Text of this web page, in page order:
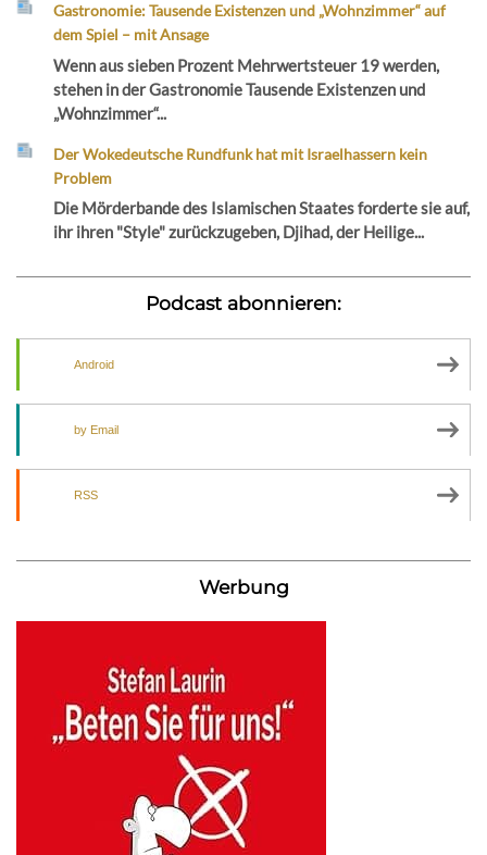
Gastronomie: Tausende Existenzen und „Wohnzimmer“ auf
dem Spiel – mit Ansage
Wenn aus sieben Prozent Mehrwertsteuer 19 werden,
stehen in der Gastronomie Tausende Existenzen und
„Wohnzimmer“...
Der Wokedeutsche Rundfunk hat mit Israelhassern kein
Problem
Die Mörderbande des Islamischen Staates forderte sie auf,
ihr ihren "Style" zurückzugeben, Djihad, der Heilige...
Podcast abonnieren:
Android
by Email
RSS
Werbung